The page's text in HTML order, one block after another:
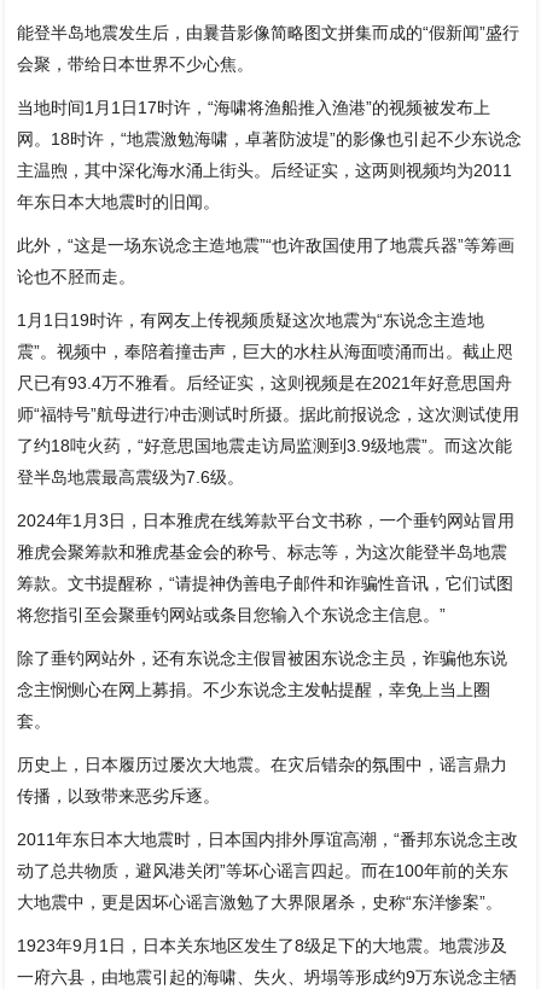
能登半岛地震发生后，由曩昔影像简略图文拼集而成的“假新闻”盛行
会聚，带给日本世界不少心焦。
当地时间1月1日17时许，“海啸将渔船推入渔港”的视频被发布上
网。18时许，“地震激勉海啸，卓著防波堤”的影像也引起不少东说念
主温煦，其中深化海水涌上街头。后经证实，这两则视频均为2011
年东日本大地震时的旧闻。
此外，“这是一场东说念主造地震”“也许敌国使用了地震兵器”等筹画
论也不胫而走。
1月1日19时许，有网友上传视频质疑这次地震为“东说念主造地
震”。视频中，奉陪着撞击声，巨大的水柱从海面喷涌而出。截止咫
尺已有93.4万不雅看。后经证实，这则视频是在2021年好意思国舟
师“福特号”航母进行冲击测试时所摄。据此前报说念，这次测试使用
了约18吨火药，“好意思国地震走访局监测到3.9级地震”。而这次能
登半岛地震最高震级为7.6级。
2024年1月3日，日本雅虎在线筹款平台文书称，一个垂钓网站冒用
雅虎会聚筹款和雅虎基金会的称号、标志等，为这次能登半岛地震
筹款。文书提醒称，“请提神伪善电子邮件和诈骗性音讯，它们试图
将您指引至会聚垂钓网站或条目您输入个东说念主信息。”
除了垂钓网站外，还有东说念主假冒被困东说念主员，诈骗他东说
念主悯恻心在网上募捐。不少东说念主发帖提醒，幸免上当上圈
套。
历史上，日本履历过屡次大地震。在灾后错杂的氛围中，谣言鼎力
传播，以致带来恶劣斥逐。
2011年东日本大地震时，日本国内排外厚谊高潮，“番邦东说念主改
动了总共物质，避风港关闭”等坏心谣言四起。而在100年前的关东
大地震中，更是因坏心谣言激勉了大界限屠杀，史称“东洋惨案”。
1923年9月1日，日本关东地区发生了8级足下的大地震。地震涉及
一府六县，由地震引起的海啸、失火、坍塌等形成约9万东说念主牺